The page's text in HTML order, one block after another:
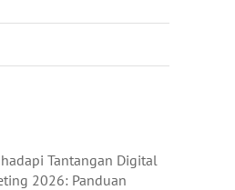
Tantangan Digital
2026: Panduan